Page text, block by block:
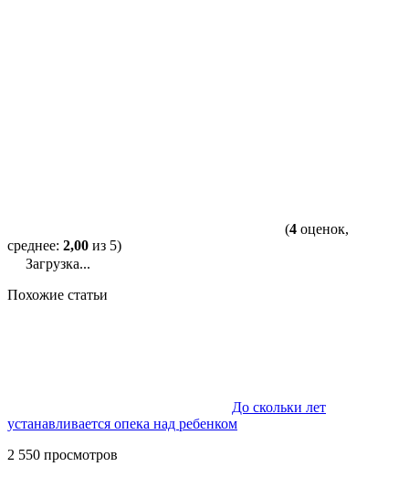
(4 оценок,
среднее: 2,00 из 5)
Загрузка...
Похожие статьи
До скольки лет
устанавливается опека над ребенком
2 550 просмотров